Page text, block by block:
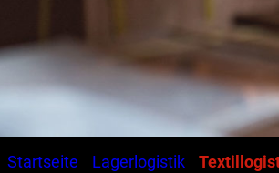
Startseite Lagerlogistik